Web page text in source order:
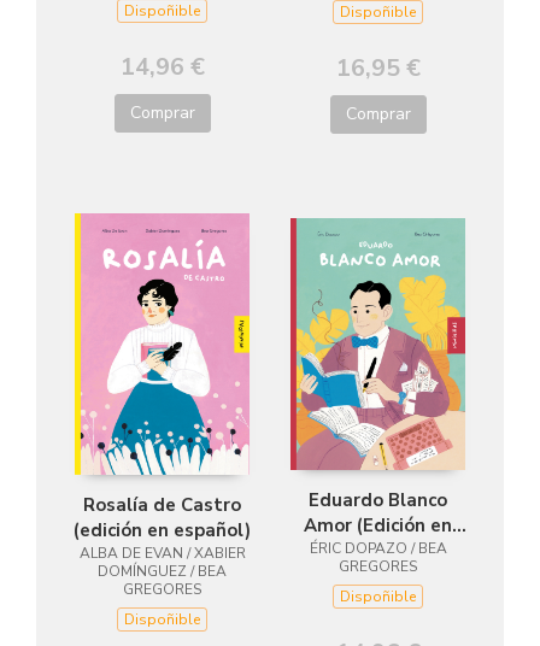
Dispoñible
14,96 €
Comprar
Dispoñible
16,95 €
Comprar
Rosalía de Castro
(edición en español)
ALBA DE EVAN / XABIER
DOMÍNGUEZ / BEA
GREGORES
Dispoñible
Eduardo Blanco
Amor (Edición en
español)
ÉRIC DOPAZO / BEA
GREGORES
Dispoñible